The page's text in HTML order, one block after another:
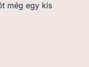
még egy kis